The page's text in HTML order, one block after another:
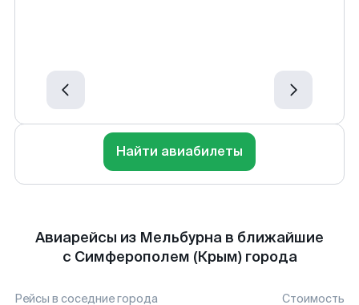
Найти авиабилеты
Авиарейсы из Мельбурна в ближайшие
с Симферополем (Крым) города
Рейсы в соседние города Стоимость